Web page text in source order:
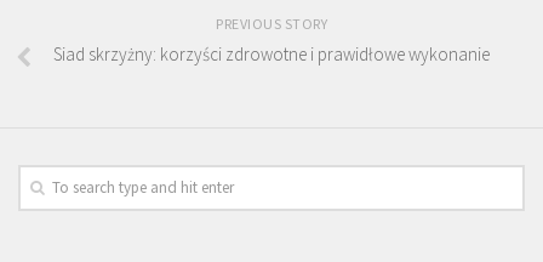
PREVIOUS STORY
Siad skrzyżny: korzyści zdrowotne i prawidłowe wykonanie